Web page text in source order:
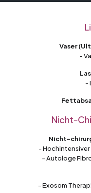
Vaser
-
-
Nicht-
Nicht-
- Hochintensiver
- Autologe
- Exosom